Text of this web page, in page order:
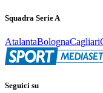
Squadra Serie A
AtalantaBolognaCagliari
Seguici su